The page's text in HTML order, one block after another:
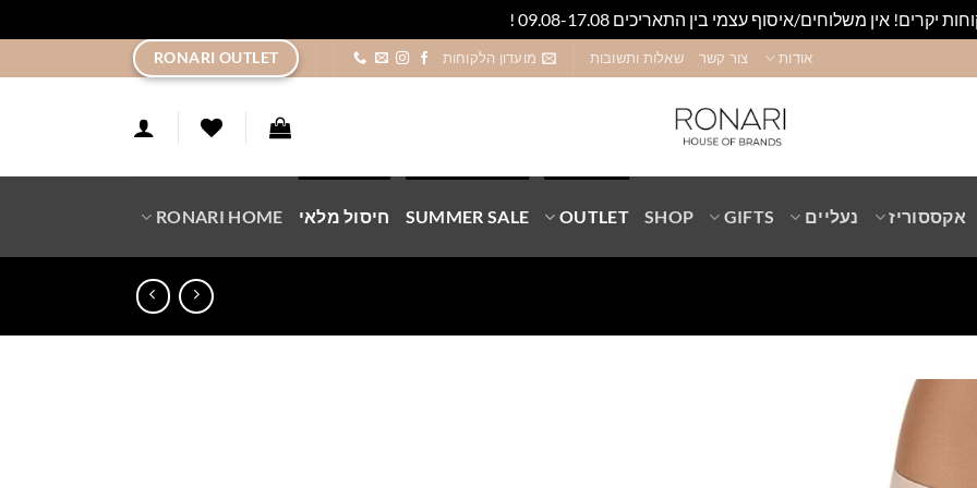
יקרים! אין משלוחים/איסוף עצמי בין התאריכים 09.08-17.08 !
אודות צור קשר שאלות ותשובות מועדון הלקוחות RONARI OUTLET
אקססוריז נעליים GIFTS
SHOP
OUTLET
SUMMER SALE חיסול מלאי RONARI HOME
Add to
wishlist